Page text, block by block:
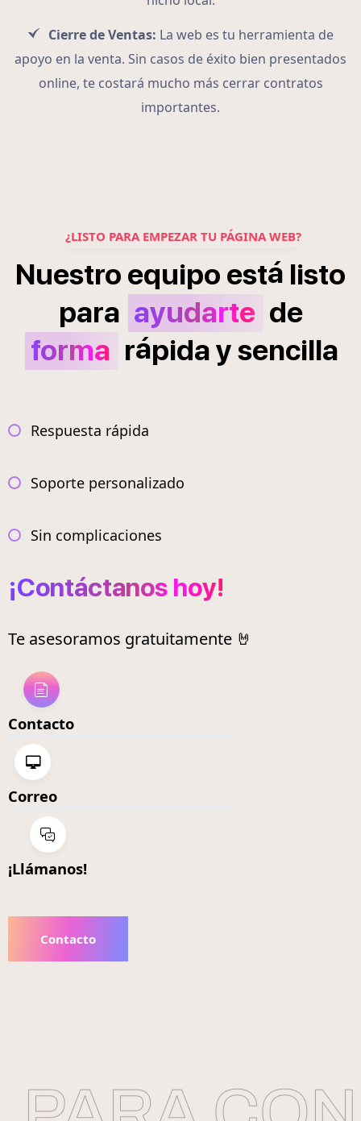
Cierre de Ventas: La web es tu herramienta de
apoyo en la venta. Sin casos de éxito bien presentados
online, te costará mucho más cerrar contratos
importantes.
¿LISTO PARA EMPEZAR TU PÁGINA WEB?
Nuestro equipo está listo
para ayudarte de
forma rápidaysencilla
Respuesta rápida
Soporte personalizado
Sin complicaciones
¡Contáctanos hoy!
Te asesoramos gratuitamente 🤘
Contacto
Correo
¡Llámanos!
Contacto